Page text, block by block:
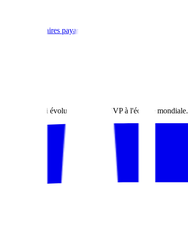
publicitaires payantes.
marques qui évoluent vite. Du MVP à l'échelle mondiale.